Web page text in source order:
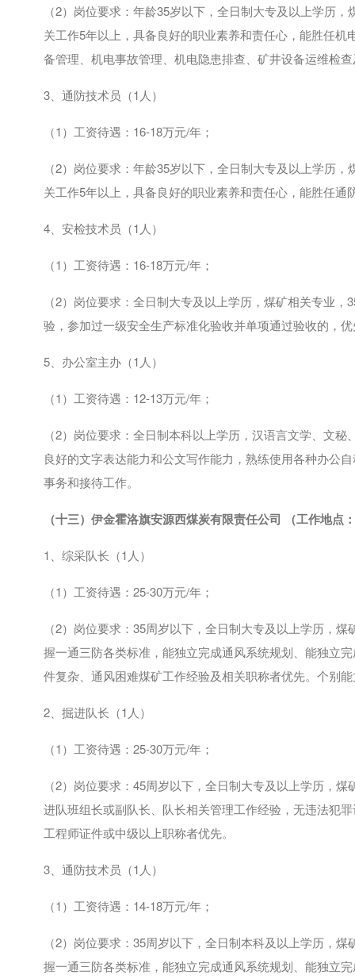
（2）岗位要求：年龄35岁以下，全日制大专及以上学历，
关工作5年以上，具备良好的职业素养和责任心，能胜任
备管理、机电事故管理、机电隐患排查、矿井设备运维检
3、通防技术员（1 人）
（1）工资待遇： 16-18万元/年；
（2）岗位要求：年龄35岁以下，全日制大专及以上学历，
关工作5年以上，具备良好的职业素养和责任心，能胜任
4、安检技术员（1 人）
（1）工资待遇： 16-18万元/年；
（2）岗位要求：全日制大专及以上学历，煤矿相关专业，
验，参加过一级安全生产标准化验收并单项通过验收的，
5、办公室主办（1 人）
（1）工资待遇： 12-13万元/年；
（2）岗位要求：全日制本科以上学历，汉语言文学、文秘
良好的文字表达能力和公文写作能力，熟练使用各种办公
事务和接待工作。
（十三） 伊金霍洛旗安源西煤炭有限责任公司 （工作地点
1、综采队长（1 人）
（1）工资待遇： 25-30万元/年；
（2）岗位要求： 35周岁以下，全日制大专及以上学历，
握一通三防各类标准，能独立完成通风系统规划、能独立
件复杂、通风困难煤矿工作经验及相关职称者优先。个别
2、掘进队长（1 人）
（1）工资待遇： 25-30万元/年；
（2）岗位要求：45周岁以下，全日制大专及以上学历，煤
进队班组长或副队长、队长相关管理工作经验，无违法犯
工程师证件或中级以上职称者优先。
3、通防技术员（1 人）
（1）工资待遇： 14-18万元/年；
（2）岗位要求：35周岁以下，全日制本科及以上学历，
握一通三防各类标准，能独立完成通风系统规划、能独立